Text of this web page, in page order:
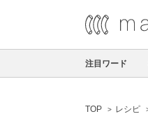
注目ワード
TOP レシピ